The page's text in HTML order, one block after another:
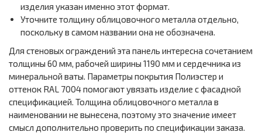
изделия указан именно этот формат.
Уточните толщину облицовочного металла отдельно,
поскольку в самом названии она не обозначена.
Для стеновых ограждений эта панель интересна сочетанием
толщины 60 мм, рабочей ширины 1190 мм и сердечника из
минеральной ваты. Параметры покрытия Полиэстер и
оттенок RAL 7004 помогают увязать изделие с фасадной
спецификацией. Толщина облицовочного металла в
наименовании не вынесена, поэтому это значение имеет
смысл дополнительно проверить по спецификации заказа.